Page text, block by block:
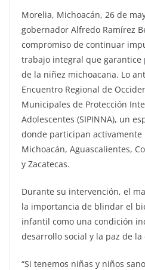
Morelia, Michoacán, 26 de
gobernador Alfredo Ramírez
compromiso de continuar
trabajo integral que garantice
de la niñez michoacana. Lo
Encuentro Regional de
Municipales de Protección
Adolescentes (SIPINNA), un
donde participan activamente
Michoacán, Aguascalientes,
y Zacatecas.
Durante su intervención, el
la importancia de blindar el
infantil como una condición
desarrollo social y la paz de
“Si tenemos niñas y niños